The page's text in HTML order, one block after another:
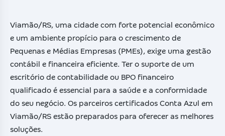
Viamão/RS, uma cidade com forte potencial econômico
e um ambiente propício para o crescimento de
Pequenas e Médias Empresas (PMEs), exige uma gestão
contábil e financeira eficiente. Ter o suporte de um
escritório de contabilidade ou BPO financeiro
qualificado é essencial para a saúde e a conformidade
do seu negócio. Os parceiros certificados Conta Azul em
Viamão/RS estão preparados para oferecer as melhores
soluções.